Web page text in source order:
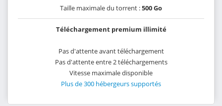
Taille maximale du torrent :500 Go
Téléchargement premium illimité
Pas d'attente avant téléchargement
Pas d'attente entre 2 téléchargements
Vitesse maximale disponible
Plus de 300 hébergeurs supportés